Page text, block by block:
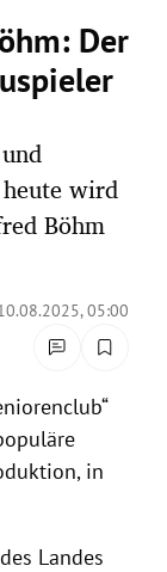
Der
wird
Böhm
05:00
in
Landes